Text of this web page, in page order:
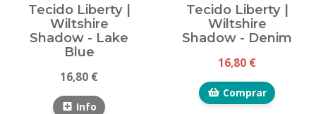
Tecido Liberty |
Wiltshire
Shadow - Lake
Blue
16,80 €
Info
Tecido Liberty |
Wiltshire
Shadow - Denim
16,80 €
Comprar